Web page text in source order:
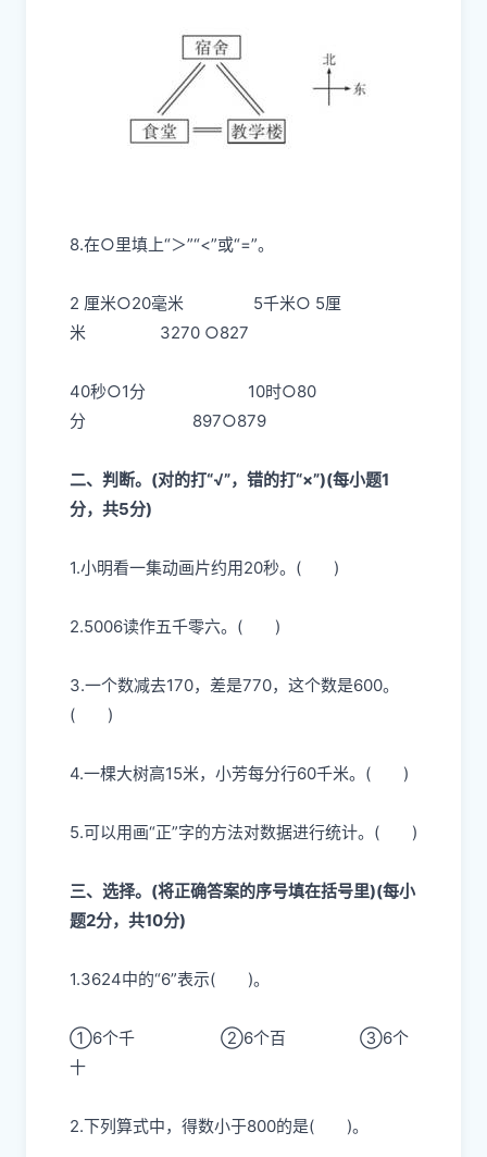
8.在○里填上“＞”“<”或“=”。
2 厘米○20毫米
5千米○ 5厘
米
3270 ○827
40秒○1分
10时○80
分
897○879
二、判断。(对的打“√”，错的打“×”)(每小题1
分，共5分)
1.小明看一集动画片约用20秒。 ( )
2.5006读作五千零六。 ( )
3.一个数减去170，差是770，这个数是600。
( )
4.一棵大树高15米，小芳每分行60千米。 ( )
5.可以用画“正”字的方法对数据进行统计。 ( )
三、选择。(将正确答案的序号填在括号里)(每小
题2分，共10分)
1.3624中的“6”表示( )。
①6个千 ②6个百
③6个
十
2.下列算式中，得数小于800的是( )。